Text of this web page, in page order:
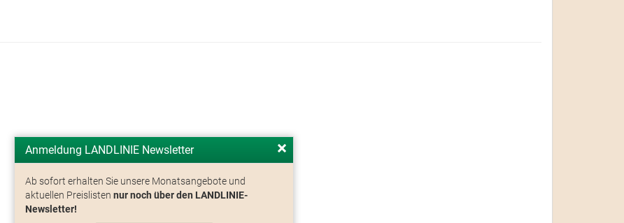
Anmeldung LANDLINIE Newsletter
Ab sofort erhalten Sie unsere Monatsangebote und
aktuellen Preislisten nur noch über den LANDLINIE-
Newsletter!